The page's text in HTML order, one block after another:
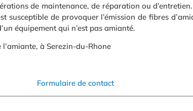
de maintenance, de réparation ou
de provoquer l’émission de fibres
équipement qui n’est pas amianté.
à Serezin-du-Rhone
Formulaire de contact